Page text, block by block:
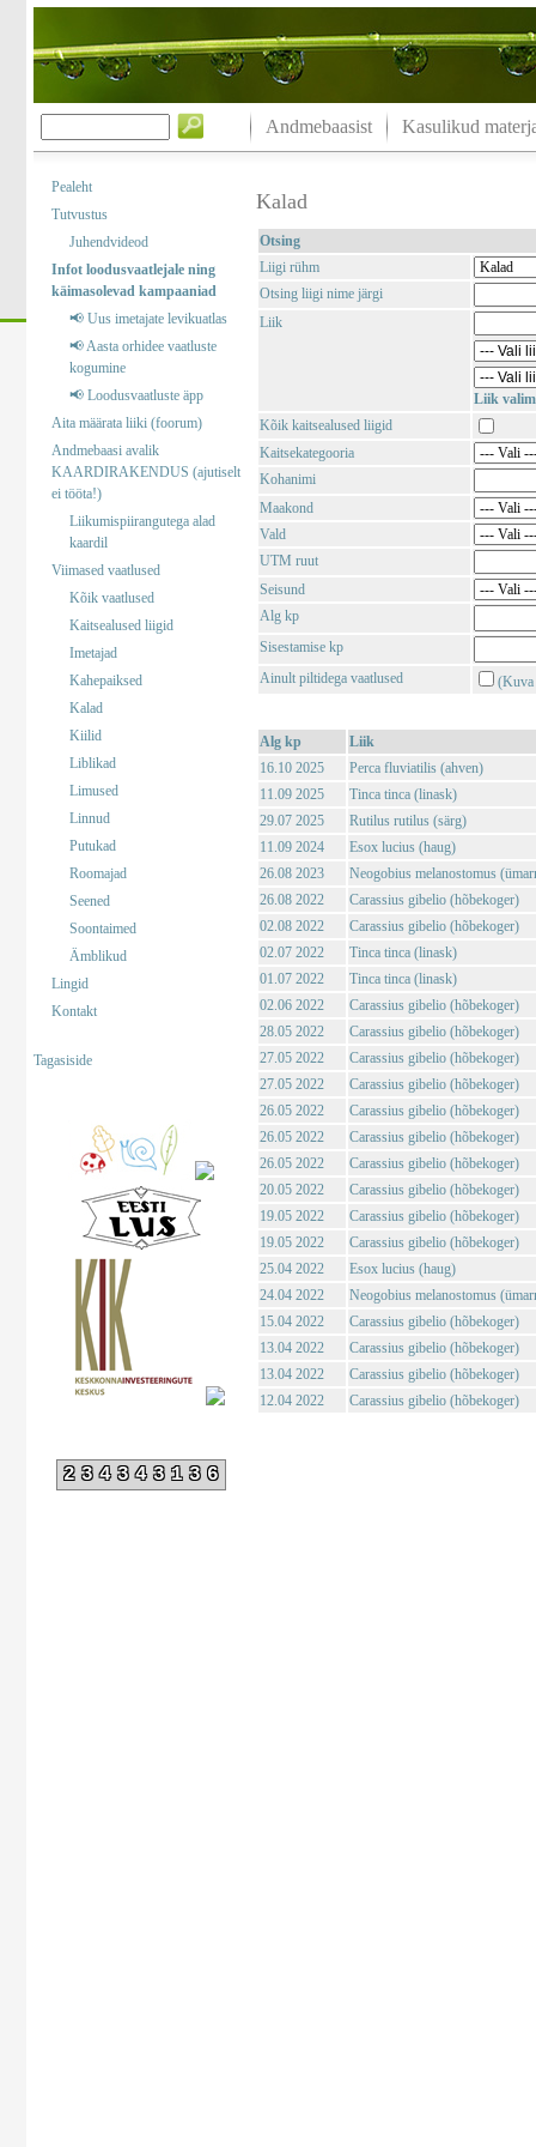
Andmebaasist Kasulikud
Pealeht
Tutvustus
Juhendvideod
Infot loodusvaatlejale ning
käimasolevad kampaaniad
📢 Uus imetajate levikuatlas
📢 Aasta orhidee vaatluste
kogumine
📢 Loodusvaatluste äpp
Aita määrata liiki (foorum)
Andmebaasi avalik
KAARDIRAKENDUS (ajutiselt
ei tööta!)
Liikumispiirangutega alad
kaardil
Viimased vaatlused
Kõik vaatlused
Kaitsealused liigid
Imetajad
Kahepaiksed
Kalad
Kiilid
Liblikad
Limused
Linnud
Putukad
Roomajad
Seened
Soontaimed
Ämblikud
Lingid
Kontakt
Tagasiside
234343136
Kalad
Otsing
Liigi rühm
Otsing liigi nime järgi
Liik
Liik
Kõik kaitsealused liigid
Kaitsekategooria
Kohanimi
Maakond
Vald
UTM ruut
Seisund
Alg kp
Sisestamise kp
Ainult piltidega vaatlused
(Kuva
Alg kp
Liik
16.10 2025
Perca fluviatilis (ahven)
11.09 2025
Tinca tinca (linask)
29.07 2025
Rutilus rutilus (särg)
11.09 2024
Esox lucius (haug)
26.08 2023
Neogobius melanostomus
26.08 2022
Carassius gibelio (hõbekoger)
02.08 2022
Carassius gibelio (hõbekoger)
02.07 2022
Tinca tinca (linask)
01.07 2022
Tinca tinca (linask)
02.06 2022
Carassius gibelio (hõbekoger)
28.05 2022
Carassius gibelio (hõbekoger)
27.05 2022
Carassius gibelio (hõbekoger)
27.05 2022
Carassius gibelio (hõbekoger)
26.05 2022
Carassius gibelio (hõbekoger)
26.05 2022
Carassius gibelio (hõbekoger)
26.05 2022
Carassius gibelio (hõbekoger)
20.05 2022
Carassius gibelio (hõbekoger)
19.05 2022
Carassius gibelio (hõbekoger)
19.05 2022
Carassius gibelio (hõbekoger)
25.04 2022
Esox lucius (haug)
24.04 2022
Neogobius melanostomus
15.04 2022
Carassius gibelio (hõbekoger)
13.04 2022
Carassius gibelio (hõbekoger)
13.04 2022
Carassius gibelio (hõbekoger)
12.04 2022
Carassius gibelio (hõbekoger)